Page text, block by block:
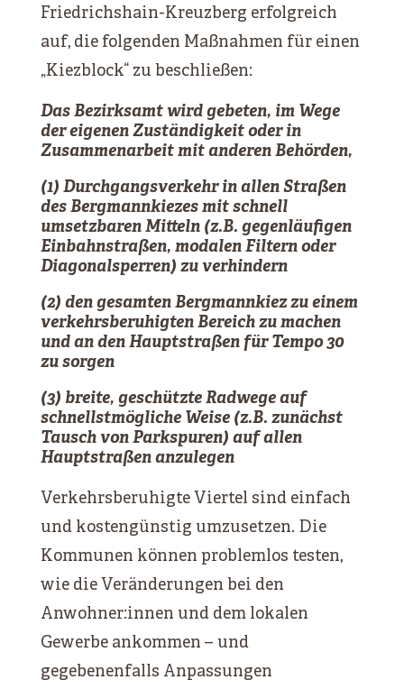
Friedrichshain-Kreuzberg erfolgreich
auf, die folgenden Maßnahmen für einen
„Kiezblock“ zu beschließen:
Das Bezirksamt wird gebeten, im Wege
der eigenen Zuständigkeit oder in
Zusammenarbeit mit anderen Behörden,
(1) Durchgangsverkehr in allen Straßen
des Bergmannkiezes mit schnell
umsetzbaren Mitteln (z.B. gegenläufigen
Einbahnstraßen, modalen Filtern oder
Diagonalsperren) zu verhindern
(2) den gesamten Bergmannkiez zu einem
verkehrsberuhigten Bereich zu machen
und an den Hauptstraßen für Tempo 30
zu sorgen
(3) breite, geschützte Radwege auf
schnellstmögliche Weise (z.B. zunächst
Tausch von Parkspuren) auf allen
Hauptstraßen anzulegen
Verkehrsberuhigte Viertel sind einfach
und kostengünstig umzusetzen. Die
Kommunen können problemlos testen,
wie die Veränderungen bei den
Anwohner:innen und dem lokalen
Gewerbe ankommen – und
gegebenenfalls Anpassungen